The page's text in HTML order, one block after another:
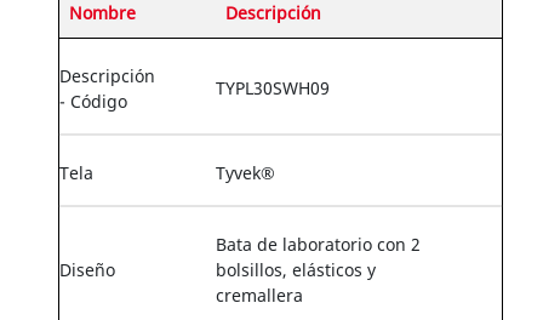
Nombre Descripción
Descripción
- Código
TYPL30SWH09
Tela Tyvek®
Diseño
Bata de laboratorio con 2
bolsillos, elásticos y
cremallera